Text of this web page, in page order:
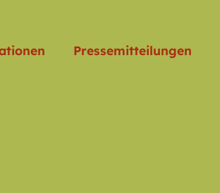
Pressemitteilungen